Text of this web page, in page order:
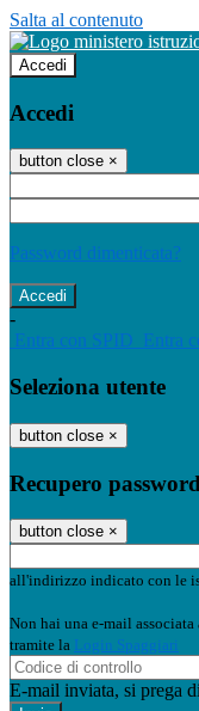
Salta al contenuto
Accedi
Accedi
button close ×
Password dimenticata?
-
Entra con SPID Entra
Seleziona utente
button close ×
Recupero password
button close ×
all'indirizzo indicato con le
Non hai una e-mail
tramite la Login Spaggiari
E-mail inviata, si prega